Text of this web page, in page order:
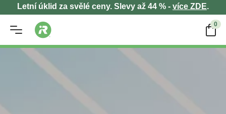
Letní úklid za svělé ceny. Slevy až 44 % - více ZDE.
0